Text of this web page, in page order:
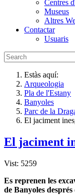
Centres
Museus
Altres
Contactar
Usuaris
Estàs aquí:
Arqueologia
Pla de l'Estany
Banyoles
Parc de la
El jaciment
El jaciment
Vist: 5259
Es reprenen les
de Banyoles